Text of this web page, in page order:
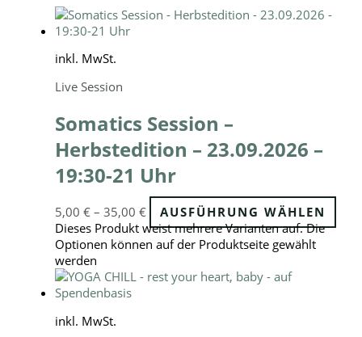
inkl. MwSt.
Live Session
Somatics Session –
Herbstedition – 23.09.2026 –
19:30-21 Uhr
5,00 € – 35,00 €
AUSFÜHRUNG WÄHLEN
Dieses Produkt weist mehrere Varianten auf. Die
Optionen können auf der Produktseite gewählt
werden
inkl. MwSt.